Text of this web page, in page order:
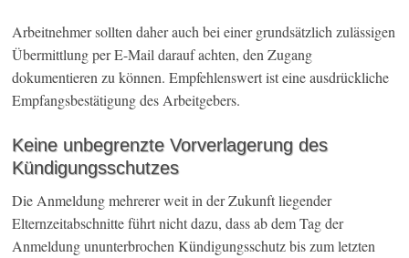
Arbeitnehmer sollten daher auch bei einer grundsätzlich zulässigen
Übermittlung per E-Mail darauf achten, den Zugang
dokumentieren zu können. Empfehlenswert ist eine ausdrückliche
Empfangsbestätigung des Arbeitgebers.
Keine unbegrenzte Vorverlagerung des
Kündigungsschutzes
Die Anmeldung mehrerer weit in der Zukunft liegender
Elternzeitabschnitte führt nicht dazu, dass ab dem Tag der
Anmeldung ununterbrochen Kündigungsschutz bis zum letzten